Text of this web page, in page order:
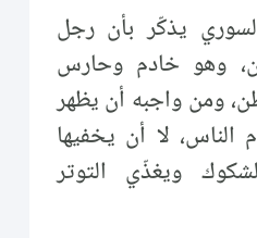
يذكّر بأن رجل
وهو خادم وحارس
ومن واجبه أن يظهر
الناس، لا أن يخفيها
ويغذّي التوتر